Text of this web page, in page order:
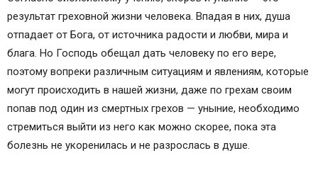
результат греховной жизни человека. Впадая в них, душа
отпадает от Бога, от источника радости и любви, мира и
блага. Но Господь обещал дать человеку по его вере,
поэтому вопреки различным ситуациям и явлениям, которые
могут происходить в нашей жизни, даже по грехам своим
попав под один из смертных грехов — уныние, необходимо
стремиться выйти из него как можно скорее, пока эта
болезнь не укоренилась и не разрослась в душе.